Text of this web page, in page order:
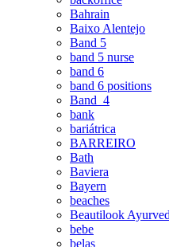
Bahrain
Baixo Alentejo
Band 5
band 5 nurse
band 6
band 6 positions
Band_4
bank
bariátrica
BARREIRO
Bath
Baviera
Bayern
beaches
Beautilook
bebe
belas